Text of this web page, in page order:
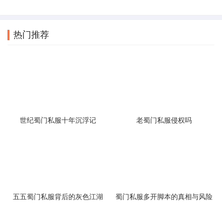
热门推荐
世纪蜀门私服十年沉浮记 老蜀门私服侵权吗
五五蜀门私服背后的灰色江湖 蜀门私服多开脚本的真相与风险